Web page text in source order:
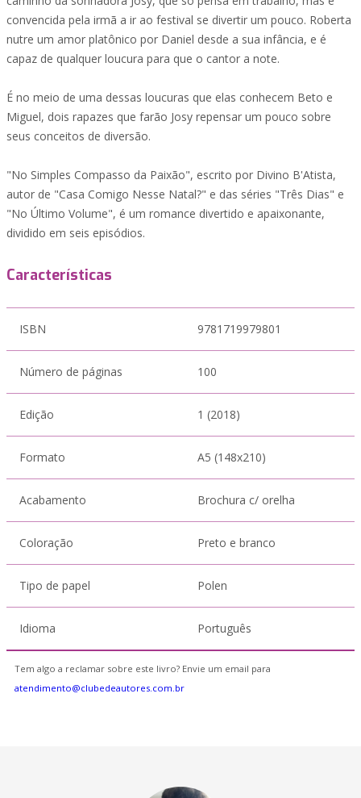
convencida pela irmã a ir ao festival se divertir um pouco. Roberta
nutre um amor platônico por Daniel desde a sua infância, e é
capaz de qualquer loucura para que o cantor a note.
É no meio de uma dessas loucuras que elas conhecem Beto e
Miguel, dois rapazes que farão Josy repensar um pouco sobre
seus conceitos de diversão.
"No Simples Compasso da Paixão", escrito por Divino B'Atista,
autor de "Casa Comigo Nesse Natal?" e das séries "Três Dias" e
"No Último Volume", é um romance divertido e apaixonante,
dividido em seis episódios.
Características
ISBN 9781719979801
Número de páginas 100
Edição 1 (2018)
Formato A5 (148x210)
Acabamento Brochura c/ orelha
Coloração Preto e branco
Tipo de papel Polen
Idioma Português
Tem algo a reclamar sobre este livro? Envie um email para
atendimento@clubedeautores.com.br